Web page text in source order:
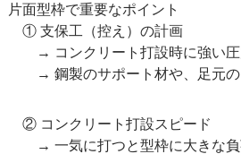
片面型枠で重要なポイント
① 支保工（控え）の計画
→ コンクリート打設時に強い圧力
→ 鋼製のサポート材や、足元のア
② コンクリート打設スピード
→ 一気に打つと型枠に大きな負荷